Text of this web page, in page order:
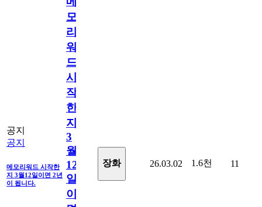
공지
공지
메모리워드 시작한
지 3월12일이면 2년
이 됩니다.
모
리
워
드
시
작
한
지
3
월
12
일
이
장화 26.03.02 1.6천 11